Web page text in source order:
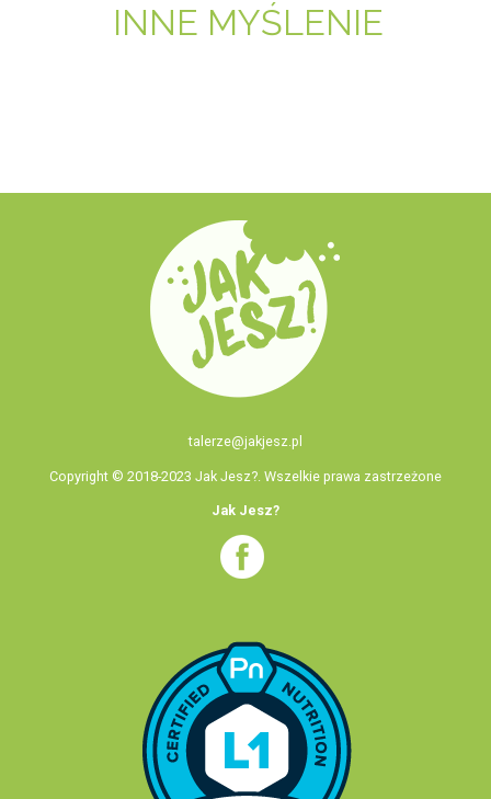
INNE MYŚLENIE
talerze@jakjesz.pl
Copyright © 2018-2023 Jak Jesz?. Wszelkie prawa zastrzeżone
Jak Jesz?